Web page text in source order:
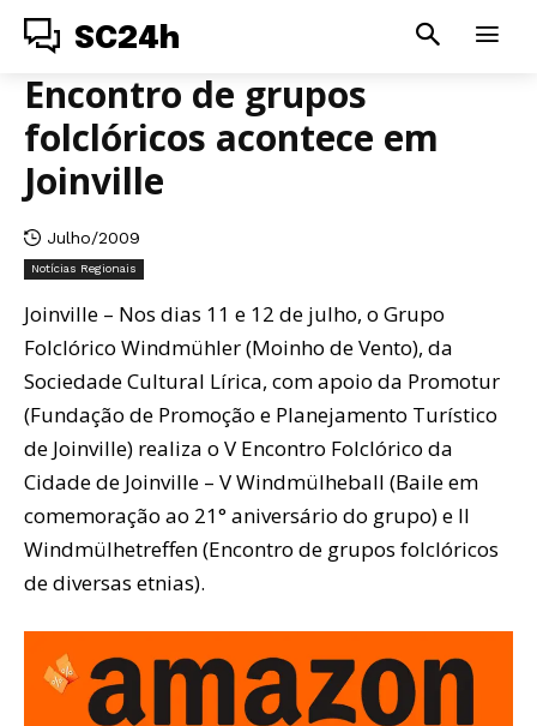
SC24h
Encontro de grupos
folclóricos acontece em
Joinville
Julho/2009
Notícias Regionais
Joinville – Nos dias 11 e 12 de julho, o Grupo
Folclórico Windmühler (Moinho de Vento), da
Sociedade Cultural Lírica, com apoio da Promotur
(Fundação de Promoção e Planejamento Turístico
de Joinville) realiza o V Encontro Folclórico da
Cidade de Joinville – V Windmülheball (Baile em
comemoração ao 21° aniversário do grupo) e II
Windmülhetreffen (Encontro de grupos folclóricos
de diversas etnias).